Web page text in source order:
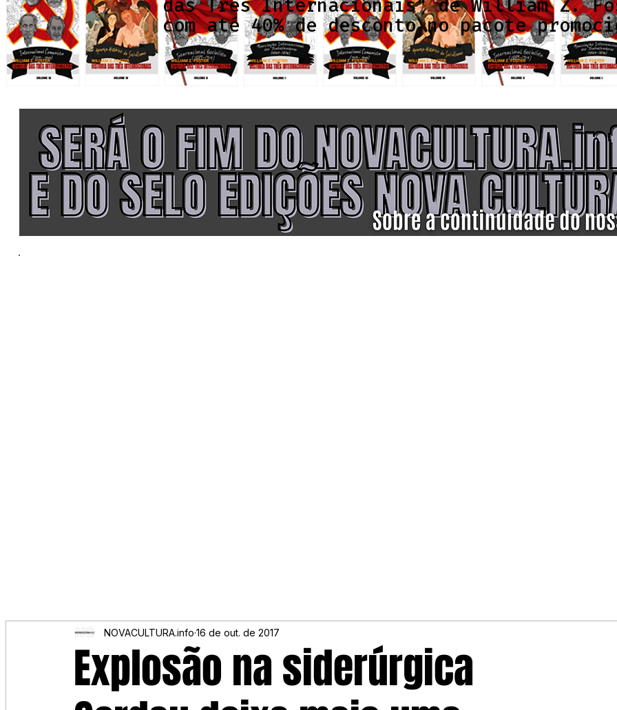
das Três Internacionais" de William Z.
com até 40% de desconto no pacote
Explosão na siderúrgica
NOVACULTURA.info 16 de out. de 2017